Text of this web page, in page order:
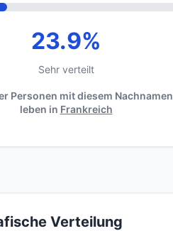
23.9%
Sehr verteilt
Personen mit diesem Nachnamen
leben in Frankreich
Verteilung